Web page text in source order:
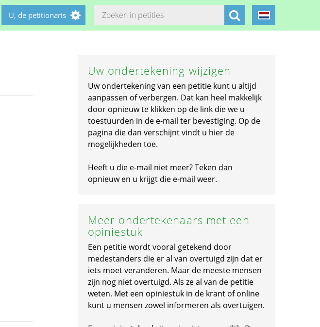
U, de petitionaris
Uw ondertekening wijzigen
Uw ondertekening van een petitie kunt u altijd
aanpassen of verbergen. Dat kan heel makkelijk
door opnieuw te klikken op de link die we u
toestuurden in de e-mail ter bevestiging. Op de
pagina die dan verschijnt vindt u hier de
mogelijkheden toe.
Heeft u die e-mail niet meer? Teken dan
opnieuw en u krijgt die e-mail weer.
Meer ondertekenaars met een
opiniestuk
Een petitie wordt vooral getekend door
medestanders die er al van overtuigd zijn dat er
iets moet veranderen. Maar de meeste mensen
zijn nog niet overtuigd. Als ze al van de petitie
weten. Met een opiniestuk in de krant of online
kunt u mensen zowel informeren als overtuigen.